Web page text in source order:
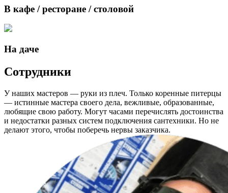
В кафе / ресторане / столовой
На даче
Сотрудники
У наших мастеров — руки из плеч. Только коренные питерцы
— истинные мастера своего дела, вежливые, образованные,
любящие свою работу. Могут часами перечислять достоинства
и недостатки разных систем подключения сантехники. Но не
делают этого, чтобы поберечь нервы заказчика.